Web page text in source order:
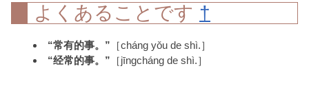
よくあることです †
“常有的事。” ［cháng yǒu de shì.］
“经常的事。” ［jīngcháng de shì.］